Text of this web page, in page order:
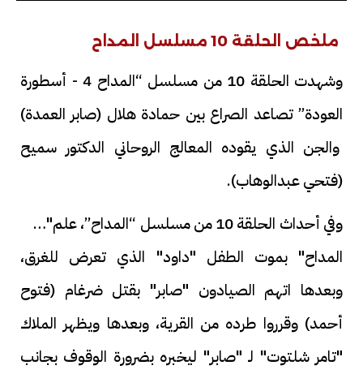
ملخص الحلقة 10 مسلسل المداح
وشهدت الحلقة 10 من مسلسل “المداح 4 - أسطورة
العودة” تصاعد الصراع بين حمادة هلال (صابر العمدة)
والجن الذي يقوده المعالج الروحاني الدكتور سميح
(فتحي عبدالوهاب).
وفي أحداث الحلقة 10 من مسلسل “المداح”، علم"صابر
المداح" بموت الطفل "داود" الذي تعرض للغرق،
وبعدها اتهم الصيادون "صابر" بقتل ضرغام (فتوح
أحمد) وقرروا طرده من القرية، وبعدها ويظهر الملاك
"تامر شلتوت" لـ "صابر" ليخبره بضرورة الوقوف بجانب